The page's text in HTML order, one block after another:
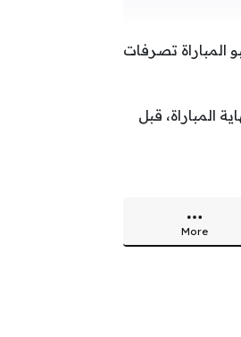
المباراة تصرفات
المباراة، قبل
More